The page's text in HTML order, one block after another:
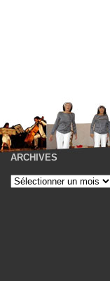
ARCHIVES
Archives